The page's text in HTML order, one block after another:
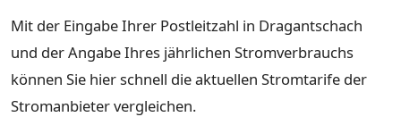
Mit der Eingabe Ihrer Postleitzahl in Dragantschach
und der Angabe Ihres jährlichen Stromverbrauchs
können Sie hier schnell die aktuellen Stromtarife der
Stromanbieter vergleichen.